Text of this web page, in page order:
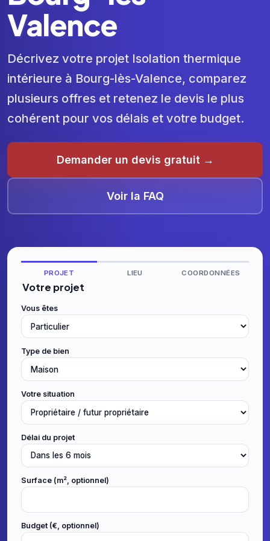
Valence
Décrivez votre projet Isolation thermique
intérieure à Bourg-lès-Valence, comparez
plusieurs offres et retenez le devis le plus
cohérent pour vos délais et votre budget.
Demander un devis gratuit →
Voir la FAQ
PROJET LIEU COORDONNÉES
Votre projet
Vous êtes
Type de bien
Votre situation
Délai du projet
Surface (m², optionnel)
Budget (€, optionnel)